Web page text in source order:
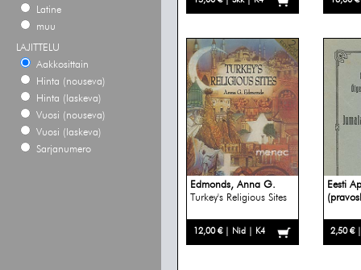
Latine
muu
LAJITTELU
Aakkosittain
Hinta (nouseva)
Hinta (laskeva)
Vuosi (nouseva)
Vuosi (laskeva)
Sarjanumero
Edmonds, Anna G.
Turkey's Religious Sites
12,00 € | Nid | K4
Eesti
2,50 €